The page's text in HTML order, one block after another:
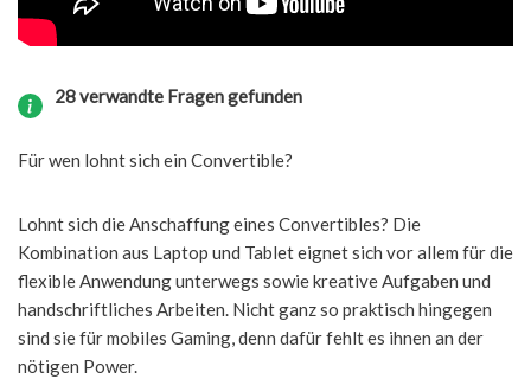
28 verwandte Fragen gefunden
Für wen lohnt sich ein Convertible?
Lohnt sich die Anschaffung eines Convertibles? Die
Kombination aus Laptop und Tablet eignet sich vor allem für die
flexible Anwendung unterwegs sowie kreative Aufgaben und
handschriftliches Arbeiten. Nicht ganz so praktisch hingegen
sind sie für mobiles Gaming, denn dafür fehlt es ihnen an der
nötigen Power.